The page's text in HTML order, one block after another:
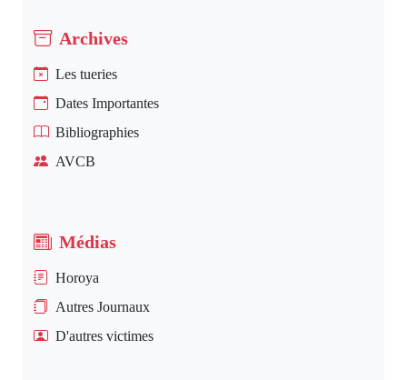
Archives
Les tueries
Dates Importantes
Bibliographies
AVCB
Médias
Horoya
Autres Journaux
D'autres victimes